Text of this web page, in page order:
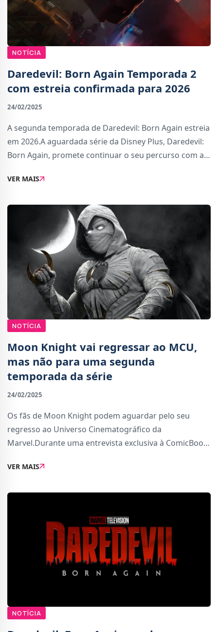
NOTÍCIA
Daredevil: Born Again Temporada 2
com estreia confirmada para 2026
24/02/2025
A segunda temporada de Daredevil: Born Again estreia
em 2026.A aguardada série da Disney Plus, Daredevil:
Born Again, promete continuar o seu percurso com a
ano, um ano depois da estreia da tem
VER MAIS
NOTÍCIA
Moon Knight vai regressar ao MCU,
mas não para uma segunda
temporada da série
24/02/2025
Os fãs de Moon Knight podem aguardar pelo seu
regresso ao Universo Cinematográfico da
Marvel.Durante uma entrevista exclusiva à ComicBook,
afirmou que existem planos para o regresso de Moon
VER MAIS
NOTÍCIA